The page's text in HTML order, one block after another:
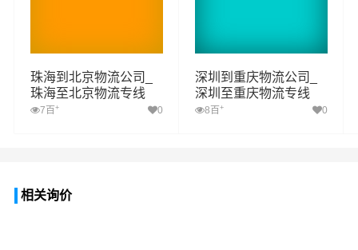
珠海到北京物流公司_
珠海至北京物流专线
7百 + 0
深圳到重庆物流公司_
深圳至重庆物流专线
8百 + 0
相关询价